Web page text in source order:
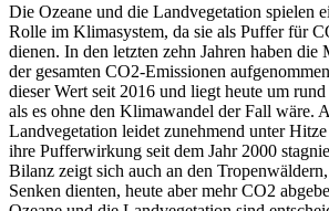
Die Ozeane und die Landvegetation spielen
Rolle im Klimasystem, da sie als Puffer für
dienen. In den letzten zehn Jahren haben die
der gesamten CO2-Emissionen
dieser Wert seit 2016 und liegt heute um
als es ohne den Klimawandel der Fall wäre.
Landvegetation leidet zunehmend unter
ihre Pufferwirkung seit dem Jahr 2000
Bilanz zeigt sich auch an den
Senken dienten, heute aber mehr CO2